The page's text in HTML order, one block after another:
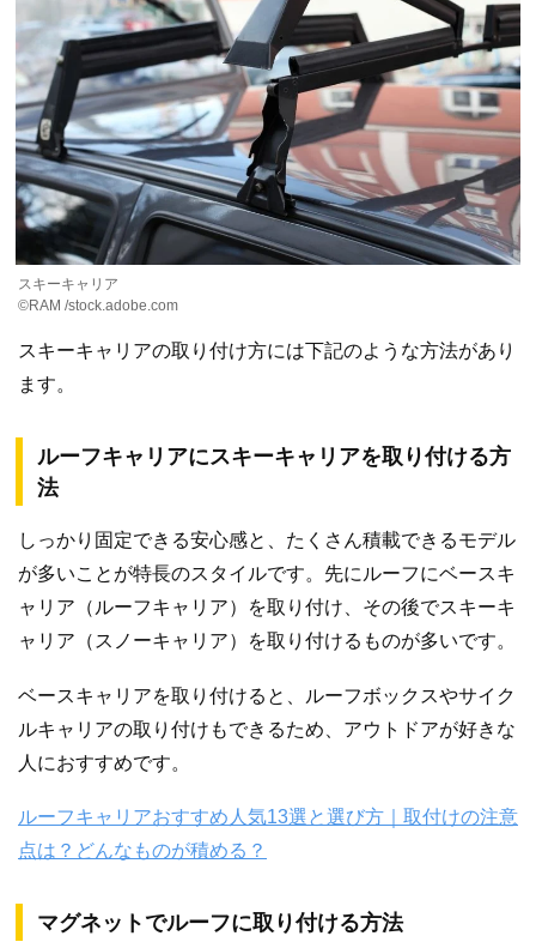
スキーキャリア
©RAM /stock.adobe.com
スキーキャリアの取り付け方には下記のような方法があり
ます。
ルーフキャリアにスキーキャリアを取り付ける方
法
しっかり固定できる安心感と、たくさん積載できるモデル
が多いことが特長のスタイルです。先にルーフにベースキ
ャリア（ルーフキャリア）を取り付け、その後でスキーキ
ャリア（スノーキャリア）を取り付けるものが多いです。
ベースキャリアを取り付けると、ルーフボックスやサイク
ルキャリアの取り付けもできるため、アウトドアが好きな
人におすすめです。
ルーフキャリアおすすめ人気13選と選び方｜取付けの注意
点は？どんなものが積める？
マグネットでルーフに取り付ける方法